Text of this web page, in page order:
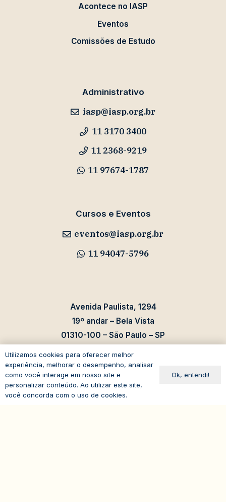
Acontece no IASP
Eventos
Comissões de Estudo
Administrativo
iasp@iasp.org.br
11 3170 3400
11 2368-9219
11 97674-1787
Cursos e Eventos
eventos@iasp.org.br
11 94047-5796
Avenida Paulista, 1294
19º andar – Bela Vista
01310-100 – São Paulo – SP
Utilizamos cookies para oferecer melhor
experiência, melhorar o desempenho, analisar
como você interage em nosso site e
personalizar conteúdo. Ao utilizar este site,
você concorda com o uso de cookies.
Ok, entendi!